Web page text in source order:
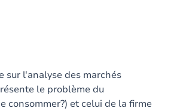
sur l'analyse des marchés
le problème du
consommer?) et celui de la firme